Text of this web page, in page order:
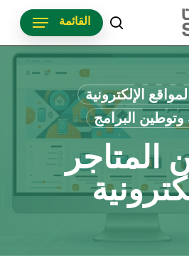
search
القائمة
الإلكترونية
البرامج
المتاجر